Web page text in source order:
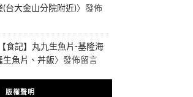
台大金山分院附近)〉發佈
【食記】丸九生魚片-基隆海
魚片、丼飯〉發佈留言
版權聲明